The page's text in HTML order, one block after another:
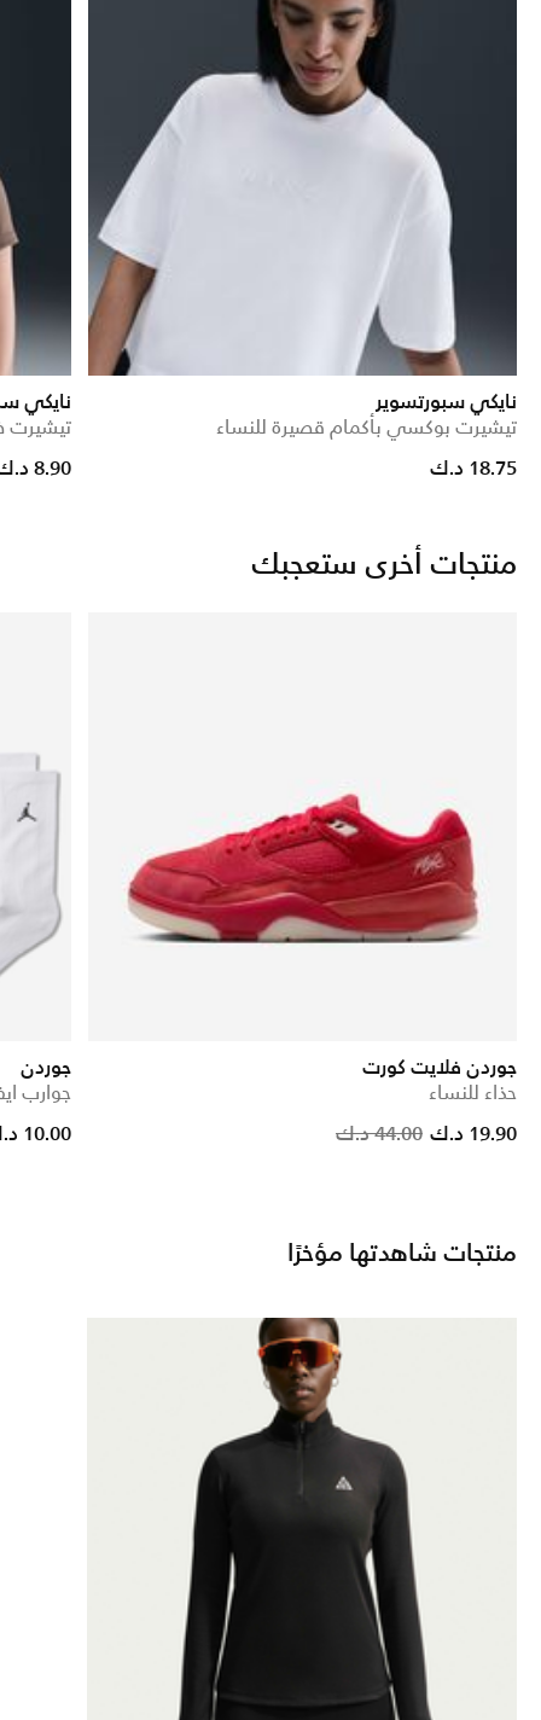
نايكي سبورتسوير
تيشيرت بوكسي بأكمام قصيرة للنساء
18.75 د.ك
نايكي
تيشيرت
Price reduced from
8.90 د.ك
منتجات أخرى ستعجبك
جوردن فلايت كورت
حذاء للنساء
44.00 د.ك 19.90 د.ك
جوردن
جوارب
10.00 د.ك
منتجات شاهدتها مؤخرًا